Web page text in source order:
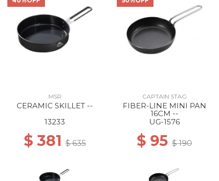
MSR
CERAMIC SKILLET --
13233
$ 381$ 635
CAPTAIN STAG
FIBER-LINE MINI PAN
16CM --
UG-1576
$ 95$ 190